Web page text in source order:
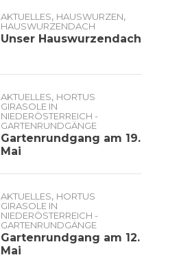
AKTUELLES, HAUSWURZEN,
HAUSWURZENDACH
Unser Hauswurzendach
AKTUELLES, HORTUS
GIRASOLE IN
NIEDERÖSTERREICH -
GARTENRUNDGÄNGE
Gartenrundgang am 19.
Mai
AKTUELLES, HORTUS
GIRASOLE IN
NIEDERÖSTERREICH -
GARTENRUNDGÄNGE
Gartenrundgang am 12.
Mai